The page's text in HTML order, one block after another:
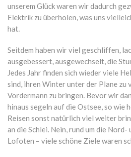
unserem Glück waren wir dadurch
Elektrik zu überholen, was uns
hat.
Seitdem haben wir viel geschliffen,
ausgebessert, ausgewechselt, die
Jedes Jahr finden sich wieder viele
sind, ihren Winter unter der Plane zu
Vordermann zu bringen. Bevor wir
hinaus segeln auf die Ostsee, so wie
Reisen sonst natürlich viel weiter
an die Schlei. Nein, rund um die Nord-
Lofoten – viele schöne Ziele waren